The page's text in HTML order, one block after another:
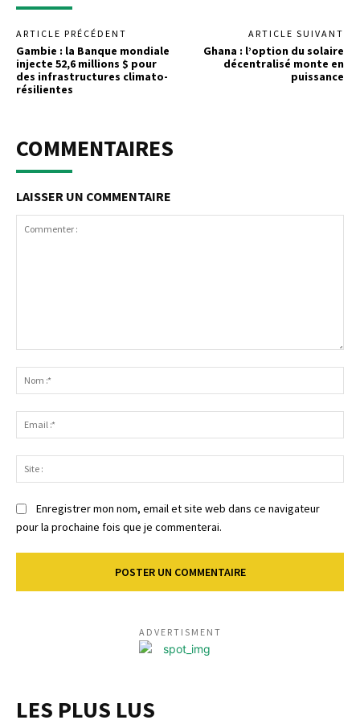
ARTICLE PRÉCÉDENT
Gambie : la Banque mondiale
injecte 52,6 millions $ pour
des infrastructures climato-
résilientes
ARTICLE SUIVANT
Ghana : l’option du solaire
décentralisé monte en
puissance
COMMENTAIRES
LAISSER UN COMMENTAIRE
:*
:*
:
Enregistrer mon nom, email et site web dans ce navigateur
pour la prochaine fois que je commenterai.
ADVERTISMENT
LES PLUS LUS